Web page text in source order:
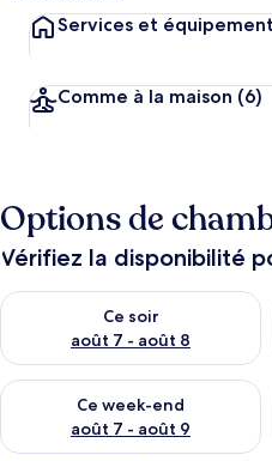
Services et
Comme à la maison (6)
Options de
Vérifiez la disponibilité
Ce soir
août 7 - août 8
Vérifier la disponibilité pour ce
Ce week-end
août 7 - août 9
Vérifier la disponibilité pour ce